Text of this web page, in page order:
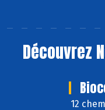
Découvrez
12